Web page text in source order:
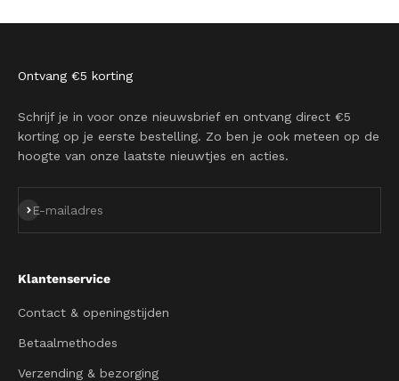
Ontvang €5 korting
Schrijf je in voor onze nieuwsbrief en ontvang direct €5
korting op je eerste bestelling. Zo ben je ook meteen op de
hoogte van onze laatste nieuwtjes en acties.
E-mailadres
Abonneren
Klantenservice
Contact & openingstijden
Betaalmethodes
Verzending & bezorging